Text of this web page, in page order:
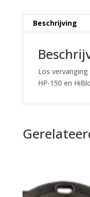
Beschrijving
Los
HP-150 en